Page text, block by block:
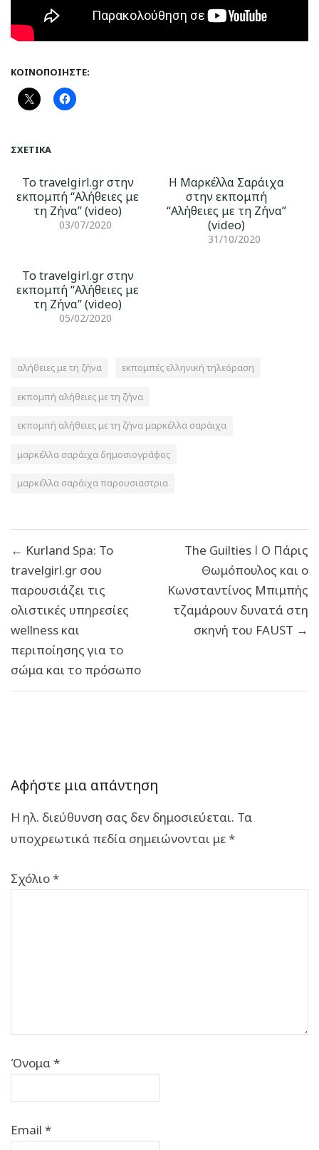
ΚΟΙΝΟΠΟΙΉΣΤΕ:
ΣΧΕΤΙΚΆ
Το travelgirl.gr στην
εκπομπή “Αλήθειες με
τη Ζήνα” (video)
03/07/2020
Η Μαρκέλλα Σαράιχα
στην εκπομπή
“Αλήθειες με τη Ζήνα”
(video)
31/10/2020
Το travelgirl.gr στην
εκπομπή “Αλήθειες με
τη Ζήνα” (video)
05/02/2020
αλήθειες με τη ζήνα εκπομπές ελληνική τηλεόραση
εκπομπή αλήθειες με τη ζήνα
εκπομπή αλήθειες με τη ζήνα μαρκέλλα σαράιχα
μαρκέλλα σαράιχα δημοσιογράφος
μαρκέλλα σαράιχα παρουσιαστρια
άρθρων
← Kurland Spa: Το
travelgirl.gr σου
παρουσιάζει τις
ολιστικές υπηρεσίες
wellness και
περιποίησης για το
σώμα και το πρόσωπο
The Guilties ǀ Ο Πάρις
Θωμόπουλος και ο
Κωνσταντίνος Μπιμπής
τζαμάρουν δυνατά στη
σκηνή του FAUST →
Αφήστε μια απάντηση
Η ηλ. διεύθυνση σας δεν δημοσιεύεται. Τα
υποχρεωτικά πεδία σημειώνονται με*
Σχόλιο*
Όνομα*
Email *